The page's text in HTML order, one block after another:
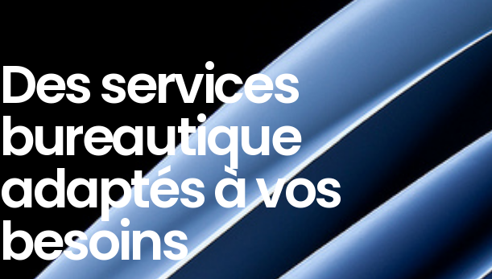
Des services
bureautique
adaptés à vos
besoins